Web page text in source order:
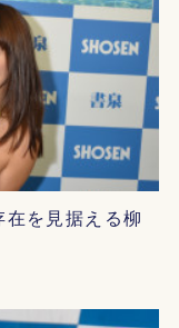
を見据える柳